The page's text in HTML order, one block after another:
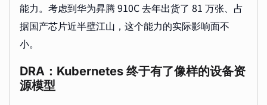
能力。考虑到华为昇腾 910C 去年出货了 81 万张、占
据国产芯片近半壁江山，这个能力的实际影响面不
小。
DRA：Kubernetes 终于有了像样的设备资
源模型